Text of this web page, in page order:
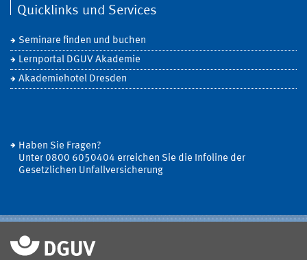
Quicklinks und Services
Seminare finden und buchen
Lernportal DGUV Akademie
Akademiehotel Dresden
Haben Sie Fragen?
Unter 0800 6050404 erreichen Sie die Infoline der
Gesetzlichen Unfallversicherung